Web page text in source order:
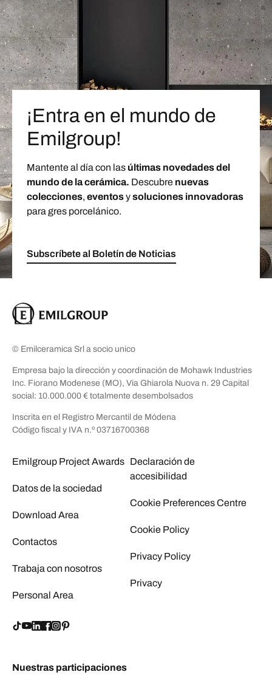
¡Entra en el mundo de
Emilgroup!
Mantente al día con las últimas novedades del
mundo de la cerámica. Descubre nuevas
colecciones, eventosysoluciones innovadoras
para gres porcelánico.
Subscríbete al Boletín de Noticias
© Emilceramica Srl a socio unico
Empresa bajo la dirección y coordinación de Mohawk Industries
Inc. Fiorano Modenese (MO), Via Ghiarola Nuova n. 29 Capital
social: 10.000.000 € totalmente desembolsados
Inscrita en el Registro Mercantil de Módena
Código fiscal y IVA n.º 03716700368
Emilgroup Project Awards
Datos de la sociedad
Download Area
Contactos
Trabaja con nosotros
Personal Area
Declaración de
accesibilidad
Cookie Preferences Centre
Cookie Policy
Privacy Policy
Privacy
Nuestras participaciones